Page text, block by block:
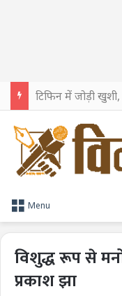
Menu
विशुद्ध रूप से
प्रकाश झा